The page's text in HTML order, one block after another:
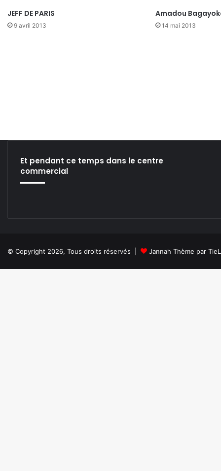
JEFF DE PARIS
9 avril 2013
Amadou
14 mai 2013
Et pendant ce temps dans le centre
commercial
© Copyright 2026, Tous droits réservés | Jannah Thème par